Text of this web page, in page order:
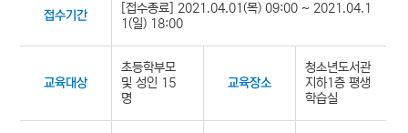
접수기간
[접수종료] 2021.04.01(목) 09:00 ~ 2021.04.1
1(일) 18:00
교육대상
초등학부모
및 성인 15
명
교육장소
청소년도서관
지하1층 평생
학습실